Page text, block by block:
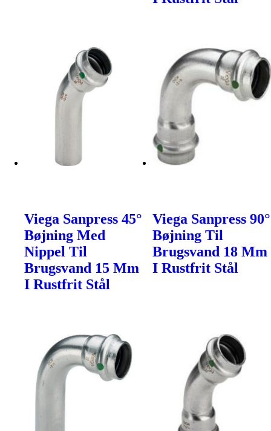
Viega Sanpress 45°
Bøjning Med
Nippel Til
Brugsvand 15 Mm
I Rustfrit Stål
Viega Sanpress 90°
Bøjning Til
Brugsvand 18 Mm
I Rustfrit Stål